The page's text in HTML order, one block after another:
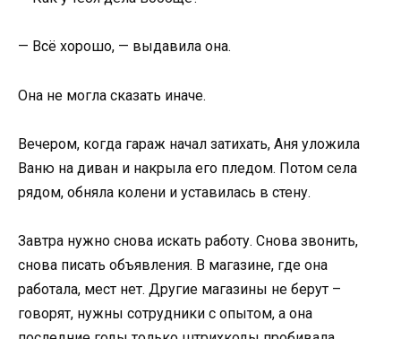
— Всё хорошо, — выдавила она.
Она не могла сказать иначе.
Вечером, когда гараж начал затихать, Аня уложила
Ваню на диван и накрыла его пледом. Потом села
рядом, обняла колени и уставилась в стену.
Завтра нужно снова искать работу. Снова звонить,
снова писать объявления. В магазине, где она
работала, мест нет. Другие магазины не берут –
говорят, нужны сотрудники с опытом, а она